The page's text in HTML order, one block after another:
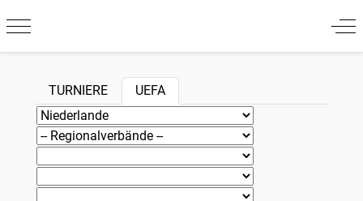
Mobile Menu Toggle
TURNIERE UEFA